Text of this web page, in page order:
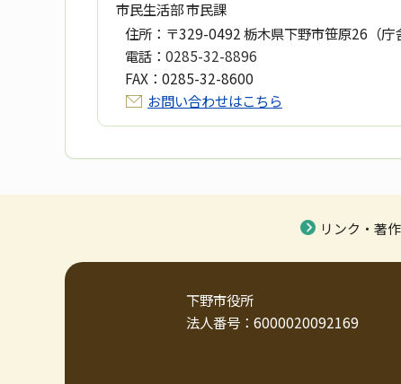
市民生活部 市民課
住所： 〒329-0492 栃木県下野市笹原26（庁
電話： 0285-32-8896
FAX： 0285-32-8600
お問い合わせはこちら
リンク・著
下野市役所
法人番号：6000020092169